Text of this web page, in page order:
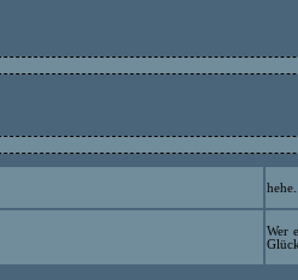
Wer